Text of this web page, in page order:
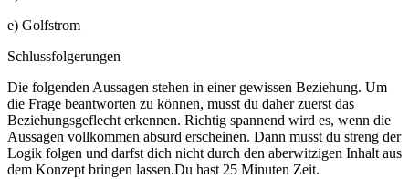
e) Golfstrom
Schlussfolgerungen
Die folgenden Aussagen stehen in einer gewissen Beziehung. Um
die Frage beantworten zu können, musst du daher zuerst das
Beziehungsgeflecht erkennen. Richtig spannend wird es, wenn die
Aussagen vollkommen absurd erscheinen. Dann musst du streng der
Logik folgen und darfst dich nicht durch den aberwitzigen Inhalt aus
dem Konzept bringen lassen.Du hast 25 Minuten Zeit.